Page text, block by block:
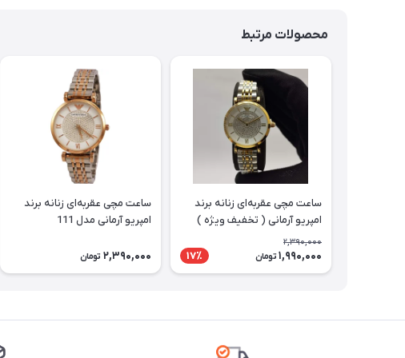
محصولات مرتبط
ساعت مچی عقربه‌ای زنانه برند
امپریو آرمانی ( تخفیف ویژه )
2,390,000
1,990,000 تومان 17٪
ساعت مچی عقربه‌ای زنانه برند
امپریو آرمانی مدل 111
2,390,000 تومان